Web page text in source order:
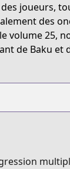
joueurs,
des
25,
de Baku et